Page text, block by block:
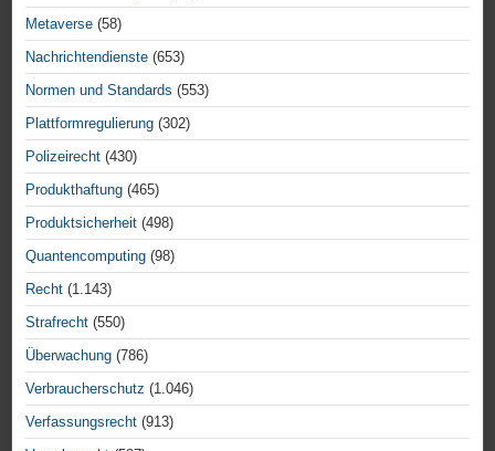
Metaverse (58)
Nachrichtendienste (653)
Normen und Standards (553)
Plattformregulierung (302)
Polizeirecht (430)
Produkthaftung (465)
Produktsicherheit (498)
Quantencomputing (98)
Recht (1.143)
Strafrecht (550)
Überwachung (786)
Verbraucherschutz (1.046)
Verfassungsrecht (913)